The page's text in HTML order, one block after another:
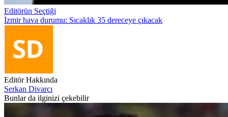
Editörün Seçtiği
İzmir hava durumu: Sıcaklık 35 dereceye çıkacak
Editör Hakkında
Serkan Divarcı
Bunlar da ilginizi çekebilir